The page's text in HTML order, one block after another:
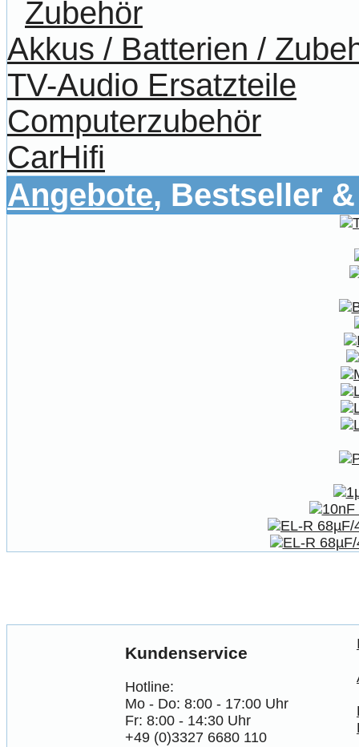
Zubehör
Akkus / Batterien /
TV-Audio Ersatzteile
Computerzubehör
CarHifi
Angebote, Bestseller
Kundenservice
Hotline:
Mo - Do: 8:00 - 17:00 Uhr
Fr: 8:00 - 14:30 Uhr
+49 (0)3327 6680 110